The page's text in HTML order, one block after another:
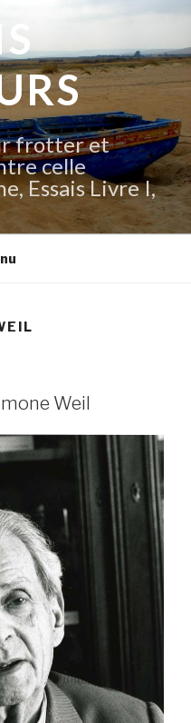
frotter et
celle
Essais Livre I,
Weil